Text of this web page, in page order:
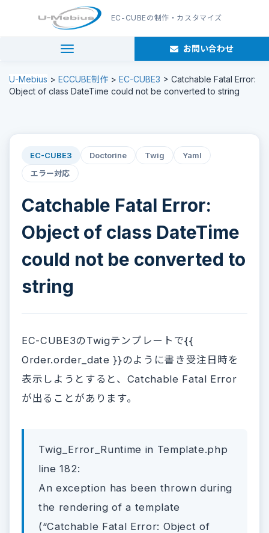
EC-CUBEの制作・カスタマイズ
navigation お問い合わせ
U-Mebius > ECCUBE制作 > EC-CUBE3 > Catchable Fatal Error:
Object of class DateTime could not be converted to string
EC-CUBE3 Doctorine Twig
Yaml
エラー対応
Catchable Fatal Error:
Object of class DateTime
could not be converted to
string
EC-CUBE3のTwigテンプレートで{{
Order.order_date }}のように書き受注日時を
表示しようとすると、Catchable Fatal Error
が出ることがあります。
Twig_Error_Runtime in Template.php
line 182:
An exception has been thrown during
the rendering of a template
(“Catchable Fatal Error: Object of